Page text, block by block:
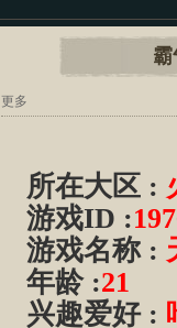
更多
所在大区 :
游戏ID :
游戏名称:
年龄:21
兴趣爱好: